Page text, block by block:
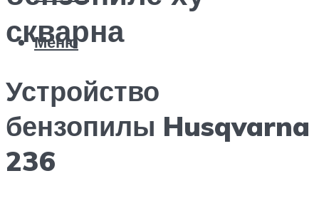
Меню
скварна
Устройство
бензопилы Husqvarna
236